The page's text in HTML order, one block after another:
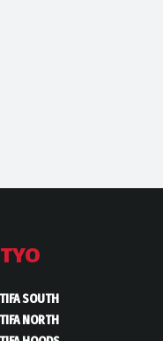
SOUTH
NORTH